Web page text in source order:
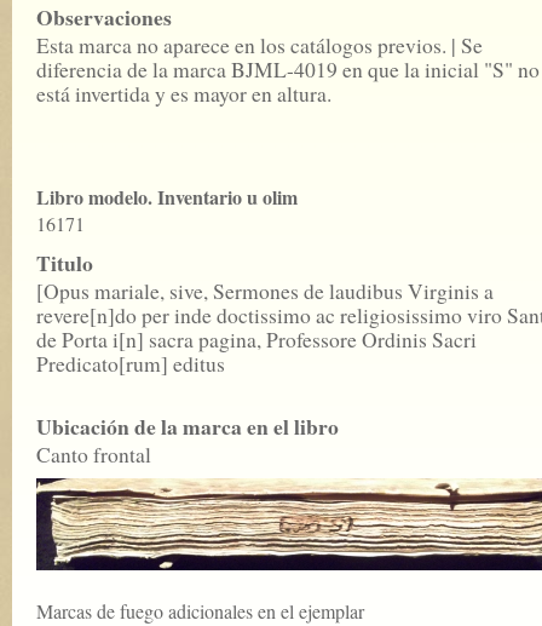
Observaciones
Esta marca no aparece en los catálogos previos. | Se
diferencia de la marca BJML-4019 en que la inicial "S" no
está invertida y es mayor en altura.
Libro modelo. Inventario u olim
16171
Titulo
[Opus mariale, sive, Sermones de laudibus Virginis a
revere[n]do per inde doctissimo ac religiosissimo viro
de Porta i[n] sacra pagina, Professore Ordinis Sacri
Predicato[rum] editus
Ubicación de la marca en el libro
Canto frontal
Marcas de fuego adicionales en el ejemplar